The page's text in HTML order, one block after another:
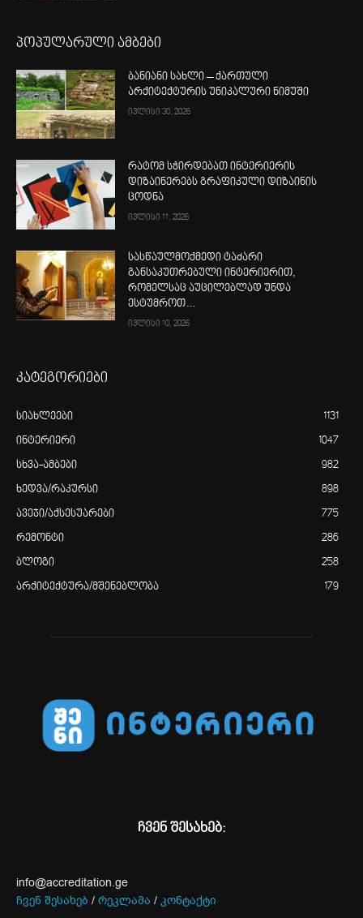
პოპულარული ამბები
ბანიანი სახლი – ქართული
არქიტექტურის უნიკალური ნიმუში
ივლისი 30, 2026
რატომ სჭირდებათ ინტერიერის
დიზაინერებს გრაფიკული დიზაინის
ცოდნა
ივლისი 11, 2026
სასწაულმოქმედი ტაძარი
განსაკუთრებული ინტერიერით,
რომელსაც აუცილებლად უნდა
ესტუმროთ…
ივლისი 10, 2026
კატეგორიები
სიახლეები 1131
ინტერიერი 1047
სხვა-ამბები 982
ხედვა/რაკურსი 898
ავეჯი/აქსესუარები 775
რემონტი 286
ბლოგი 258
არქიტექტურა/მშენებლობა 179
ჩვენ შესახებ:
info@accreditation.ge
ჩვენ შესახებ / რეკლამა / კონტაქტი